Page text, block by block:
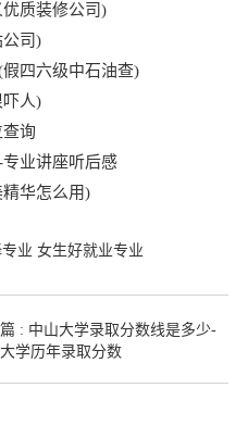
质装修公司)
公司)
四六级中石油查)
吓人)
询
业讲座听后感
华怎么用)
业 女生好就业专业
篇 : 中山大学录取分数线是多少-
学历年录取分数